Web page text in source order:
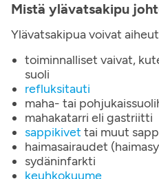
Mistä ylävatsakipu
Ylävatsakipua voivat
toiminnalliset vaivat,
suoli
refluksitauti
maha- tai
mahakatarri eli gastriitti
sappikivet tai muut
haimasairaudet
sydäninfarkti
keuhkokuume